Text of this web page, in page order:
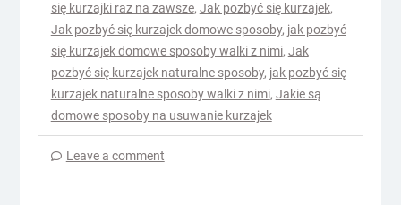
się kurzajki raz na zawsze, Jak pozbyć się kurzajek,
Jak pozbyć się kurzajek domowe sposoby, jak pozbyć
się kurzajek domowe sposoby walki z nimi, Jak
pozbyć się kurzajek naturalne sposoby, jak pozbyć się
kurzajek naturalne sposoby walki z nimi, Jakie są
domowe sposoby na usuwanie kurzajek
Leave a comment